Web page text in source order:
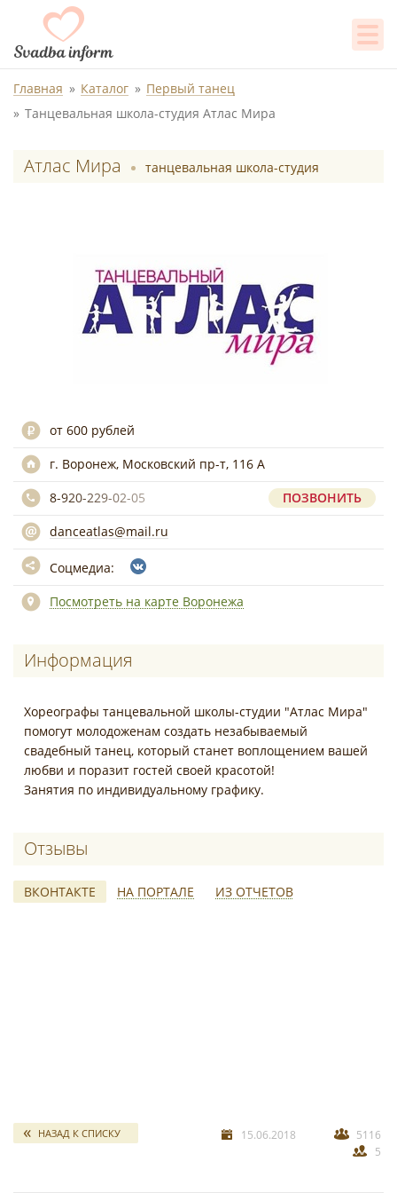
Главная Каталог
Первый танец
Танцевальная школа-студия Атлас Мира
Атлас Мира танцевальная школа-студия
от 600 рублей
г. Воронеж, Московский пр-т, 116 А
8-920-229-02-05
ПОЗВОНИТЬ
danceatlas@mail.ru
Соцмедиа:
Посмотреть на карте Воронежа
Информация
Хореографы танцевальной школы-студии "Атлас Мира"
помогут молодоженам создать незабываемый
свадебный танец, который станет воплощением вашей
любви и поразит гостей своей красотой!
Занятия по индивидуальному графику.
Отзывы о Атлас Мира
ВКОНТАКТЕ НА ПОРТАЛЕ ИЗ ОТЧЕТОВ
*
НАЗАД К СПИСКУ 15.06.2018
5116
5